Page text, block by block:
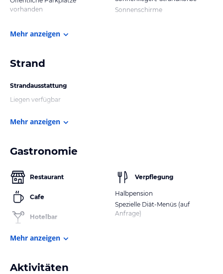
vorhanden
Sonnenschirme
Mehr anzeigen
Strand
Strandausstattung
Liegen verfügbar
Mehr anzeigen
Gastronomie
Restaurant
Cafe
Hotelbar
Verpflegung
Halbpension
Spezielle Diät-Menüs (auf
Anfrage)
Mehr anzeigen
Aktivitäten